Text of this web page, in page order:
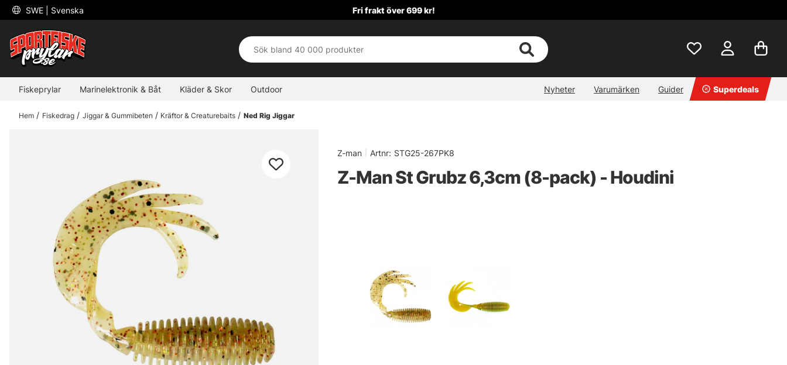
SWE | Svenska Fri frakt över 699 kr!
Fiskeprylar Marinelektronik & Båt Kläder & Skor Outdoor Nyheter Varumärken Guider Superdeals
Hem Fiskedrag Jiggar & Gummibeten Kräftor & Creaturebaits Ned Rig Jiggar
Z-man Artnr: STG25-267PK8
Z-Man St Grubz 6,3cm (8-pack) - Houdini